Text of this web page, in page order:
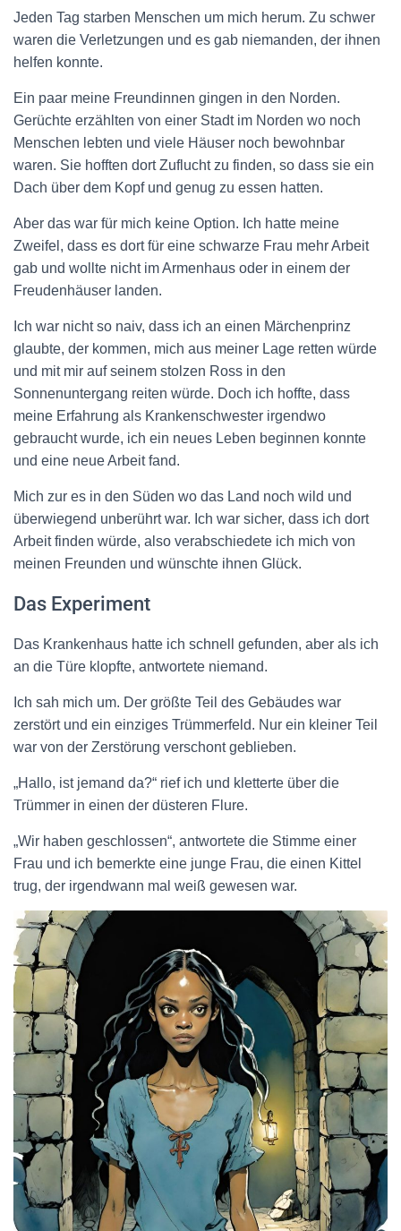
Jeden Tag starben Menschen um mich herum. Zu schwer
waren die Verletzungen und es gab niemanden, der ihnen
helfen konnte.
Ein paar meine Freundinnen gingen in den Norden.
Gerüchte erzählten von einer Stadt im Norden wo noch
Menschen lebten und viele Häuser noch bewohnbar
waren. Sie hofften dort Zuflucht zu finden, so dass sie ein
Dach über dem Kopf und genug zu essen hatten.
Aber das war für mich keine Option. Ich hatte meine
Zweifel, dass es dort für eine schwarze Frau mehr Arbeit
gab und wollte nicht im Armenhaus oder in einem der
Freudenhäuser landen.
Ich war nicht so naiv, dass ich an einen Märchenprinz
glaubte, der kommen, mich aus meiner Lage retten würde
und mit mir auf seinem stolzen Ross in den
Sonnenuntergang reiten würde. Doch ich hoffte, dass
meine Erfahrung als Krankenschwester irgendwo
gebraucht wurde, ich ein neues Leben beginnen konnte
und eine neue Arbeit fand.
Mich zur es in den Süden wo das Land noch wild und
überwiegend unberührt war. Ich war sicher, dass ich dort
Arbeit finden würde, also verabschiedete ich mich von
meinen Freunden und wünschte ihnen Glück.
Das Experiment
Das Krankenhaus hatte ich schnell gefunden, aber als ich
an die Türe klopfte, antwortete niemand.
Ich sah mich um. Der größte Teil des Gebäudes war
zerstört und ein einziges Trümmerfeld. Nur ein kleiner Teil
war von der Zerstörung verschont geblieben.
„Hallo, ist jemand da?“ rief ich und kletterte über die
Trümmer in einen der düsteren Flure.
„Wir haben geschlossen“, antwortete die Stimme einer
Frau und ich bemerkte eine junge Frau, die einen Kittel
trug, der irgendwann mal weiß gewesen war.